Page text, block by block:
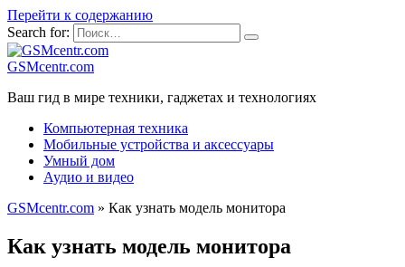
Перейти к содержанию
Search for:
GSMcentr.com
Ваш гид в мире техники, гаджетах и технологиях
Компьютерная техника
Мобильные устройства и аксессуары
Умный дом
Аудио и видео
GSMcentr.com » Как узнать модель монитора
Как узнать модель монитора